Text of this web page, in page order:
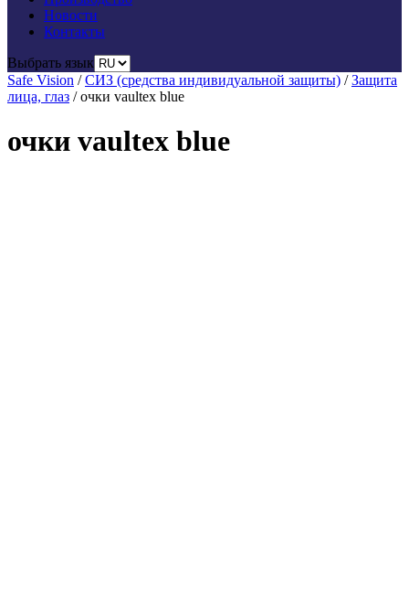
Новости
Контакты
Выбрать язык
Safe Vision /СИЗ (средства индивидуальной защиты) /Защита
лица, глаз /очки vaultex blue
очки vaultex blue